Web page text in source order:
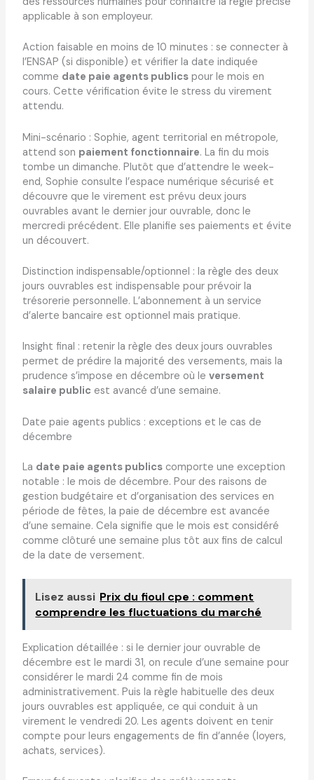
applicable à son employeur.
Action faisable en moins de 10 minutes : se connecter à
l’ENSAP (si disponible) et vérifier la date indiquée
comme date paie agents publicspour le mois en
cours. Cette vérification évite le stress du virement
attendu.
Mini-scénario : Sophie, agent territorial en métropole,
attend son paiement fonctionnaire. La fin du mois
tombe un dimanche. Plutôt que d’attendre le week-
end, Sophie consulte l’espace numérique sécurisé et
découvre que le virement est prévu deux jours
ouvrables avant le dernier jour ouvrable, donc le
mercredi précédent. Elle planifie ses paiements et évite
un découvert.
Distinction indispensable/optionnel : la règle des deux
jours ouvrables est indispensable pour prévoir la
trésorerie personnelle. L’abonnement à un service
d’alerte bancaire est optionnel mais pratique.
Insight final : retenir la règle des deux jours ouvrables
permet de prédire la majorité des versements, mais la
prudence s’impose en décembre où le versement
salaire publicest avancé d’une semaine.
Date paie agents publics : exceptions et le cas de
décembre
La date paie agents publicscomporte une exception
notable : le mois de décembre. Pour des raisons de
gestion budgétaire et d’organisation des services en
période de fêtes, la paie de décembre est avancée
d’une semaine. Cela signifie que le mois est considéré
comme clôturé une semaine plus tôt aux fins de calcul
de la date de versement.
Lisez aussi Prix du fioul cpe : comment
comprendre les fluctuations du marché
Explication détaillée : si le dernier jour ouvrable de
décembre est le mardi 31, on recule d’une semaine pour
considérer le mardi 24 comme fin de mois
administrativement. Puis la règle habituelle des deux
jours ouvrables est appliquée, ce qui conduit à un
virement le vendredi 20. Les agents doivent en tenir
compte pour leurs engagements de fin d’année (loyers,
achats, services).